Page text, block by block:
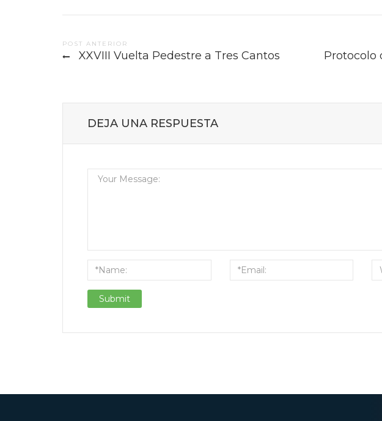
Post
POST ANTERIOR
XXVIII Vuelta Pedestre a Tres Cantos
Protocolo
DEJA UNA RESPUESTA